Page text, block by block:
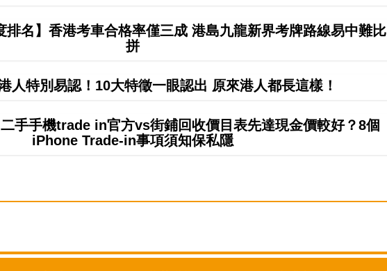
排名】香港考車合格率僅三成 港島九龍新界考牌路線易中難比
拼
人特別易認！10大特徵一眼認出 原來港人都長這樣！
二手手機trade in官方vs街鋪回收價目表先達現金價較好？8個
iPhone Trade-in事項須知保私隱